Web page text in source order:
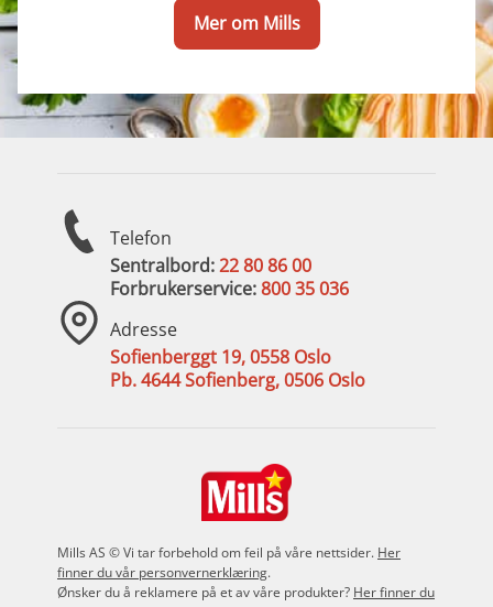
Mer om Mills
Telefon
Sentralbord:22 80 86 00
Forbrukerservice:800 35 036
Adresse
Sofienberggt 19, 0558 Oslo
Pb. 4644 Sofienberg, 0506 Oslo
Mills AS © Vi tar forbehold om feil på våre nettsider. Her
finner du vår personvernerklæring.
Ønsker du å reklamere på et av våre produkter? Her finner du